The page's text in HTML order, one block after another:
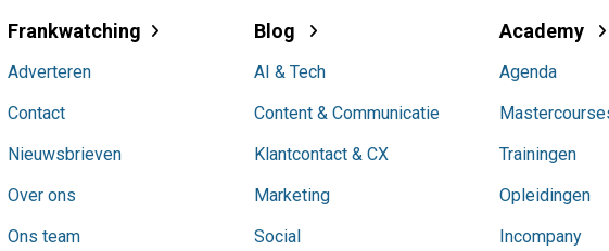
Frankwatching
Adverteren
Contact
Nieuwsbrieven
Over ons
Ons team
Blog
AI & Tech
Content & Communicatie
Klantcontact & CX
Marketing
Social
Academy
Agenda
Trainingen
Opleidingen
Incompany